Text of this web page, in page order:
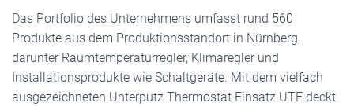
Das Portfolio des Unternehmens umfasst rund 560
Produkte aus dem Produktionsstandort in Nürnberg,
darunter Raumtemperaturregler, Klimaregler und
Installationsprodukte wie Schaltgeräte. Mit dem vielfach
ausgezeichneten Unterputz Thermostat Einsatz UTE deckt